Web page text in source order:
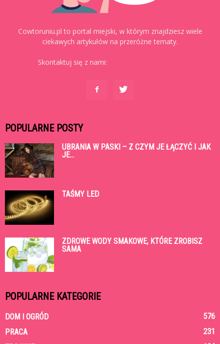
Cowtoruniu.pl to portal miejski, w którym znajdziesz wiele
ciekawych artykułów na przeróżne tematy.
Skontaktuj się z nami:
POPULARNE POSTY
UBRANIA W PASKI – Z CZYM JE ŁĄCZYĆ I JAK
JE...
TAŚMY LED
ZDROWE WODY SMAKOWE, KTÓRE ZROBISZ
SAMA
POPULARNE KATEGORIE
DOM I OGRÓD
576
PRACA
231